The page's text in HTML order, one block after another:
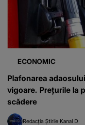
ECONOMIC
Plafonarea
vigoare. Prețurile la
scădere
Redacția Știrile Kanal D